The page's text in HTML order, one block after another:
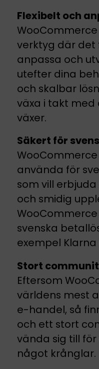
Flexibelt och
verktyg där det
anpassa och
utefter dina
och skalbar
växa i takt
växer.
Säkert för
använda för
som vill
och smidig
svenska
exempel Klarna
Stort
Eftersom
världens mest
e-handel, så
och ett stort
vända sig till
något krånglar.